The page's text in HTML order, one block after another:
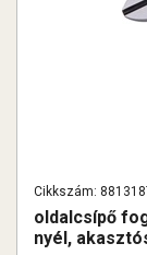
Cikkszám:
oldalcsípő
nyél,